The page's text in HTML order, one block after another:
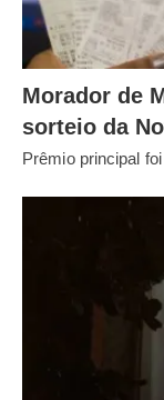
Morador de
sorteio da
Prêmio principal